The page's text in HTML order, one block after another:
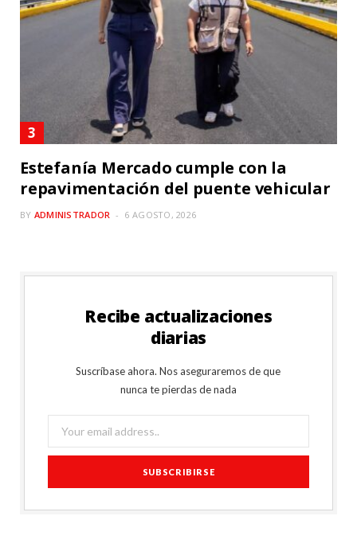
Estefanía Mercado cumple con la
repavimentación del puente vehicular
BY ADMINISTRADOR 6 AGOSTO, 2026
Recibe actualizaciones
diarias
Suscríbase ahora. Nos aseguraremos de que
nunca te pierdas de nada